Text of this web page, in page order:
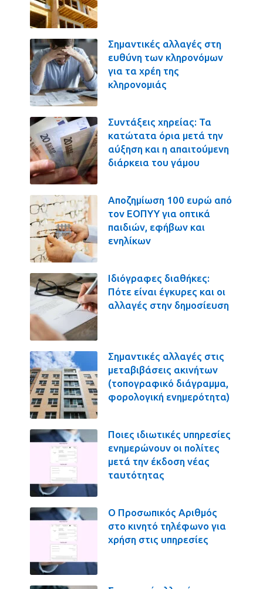
Σημαντικές αλλαγές στη
ευθύνη των κληρονόμων
για τα χρέη της
κληρονομιάς
Συντάξεις χηρείας: Τα
κατώτατα όρια μετά την
αύξηση και η απαιτούμενη
διάρκεια του γάμου
Αποζημίωση 100 ευρώ από
τον ΕΟΠΥΥ για οπτικά
παιδιών, εφήβων και
ενηλίκων
Ιδιόγραφες διαθήκες:
Πότε είναι έγκυρες και οι
αλλαγές στην δημοσίευση
Σημαντικές αλλαγές στις
μεταβιβάσεις ακινήτων
(τοπογραφικό διάγραμμα,
φορολογική ενημερότητα)
Ποιες ιδιωτικές υπηρεσίες
ενημερώνουν οι πολίτες
μετά την έκδοση νέας
ταυτότητας
Ο Προσωπικός Αριθμός
στο κινητό τηλέφωνο για
χρήση στις υπηρεσίες